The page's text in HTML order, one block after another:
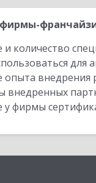
и количество
для
опыта внедрения
внедренных
у фирмы